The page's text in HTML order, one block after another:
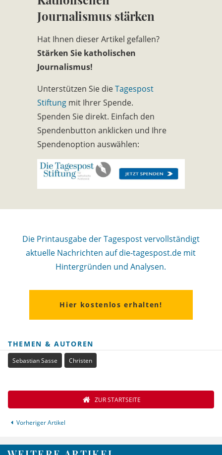
Journalismus stärken
Hat Ihnen dieser Artikel gefallen?
Stärken Sie katholischen
Journalismus!
Unterstützen Sie dieTagespost
Stiftung mit Ihrer Spende.
Spenden Sie direkt. Einfach den
Spendenbutton anklicken und Ihre
Spendenoption auswählen:
Die Printausgabe der Tagespost vervollständigt
aktuelle Nachrichten auf die-tagespost.de mit
Hintergründen und Analysen.
Hier kostenlos erhalten!
THEMEN & AUTOREN
Sebastian Sasse Christen
Vorheriger Artikel
ZUR STARTSEITE